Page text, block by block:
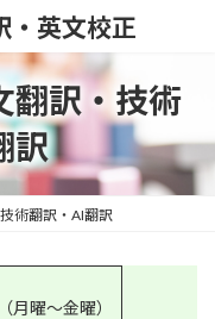
・英文校正
訳・技術
訳
術翻訳・AI翻訳
曜～金曜）